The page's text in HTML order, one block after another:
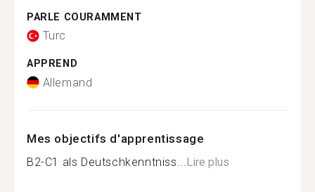
PARLE COURAMMENT
Turc
APPREND
Allemand
Mes objectifs d'apprentissage
B2-C1 als Deutschkenntniss... Lire plus